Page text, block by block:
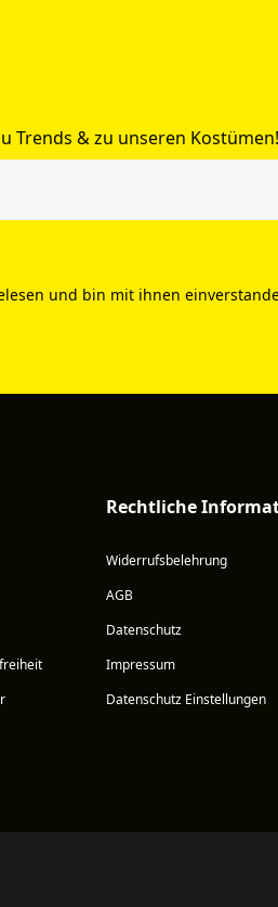
Trends & zu unseren Kostümen!
und bin mit ihnen
Rechtliche
Widerrufsbelehrung
AGB
Datenschutz
Impressum
Datenschutz Einstellungen